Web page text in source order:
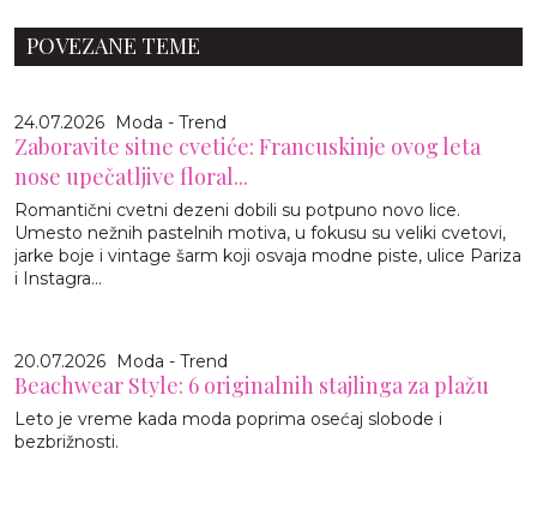
POVEZANE TEME
24.07.2026 Moda - Trend
Zaboravite sitne cvetiće: Francuskinje ovog leta
nose upečatljive floral...
Romantični cvetni dezeni dobili su potpuno novo lice.
Umesto nežnih pastelnih motiva, u fokusu su veliki cvetovi,
jarke boje i vintage šarm koji osvaja modne piste, ulice Pariza
i Instagra...
20.07.2026 Moda - Trend
Beachwear Style: 6 originalnih stajlinga za plažu
Leto je vreme kada moda poprima osećaj slobode i
bezbrižnosti.